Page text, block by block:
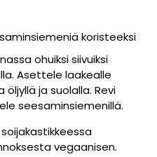
koristeeksi
ohuiksi siivuiksi
Asettele laakealle
ja suolalla. Revi
seesaminsiemenillä.
vegaanisen.